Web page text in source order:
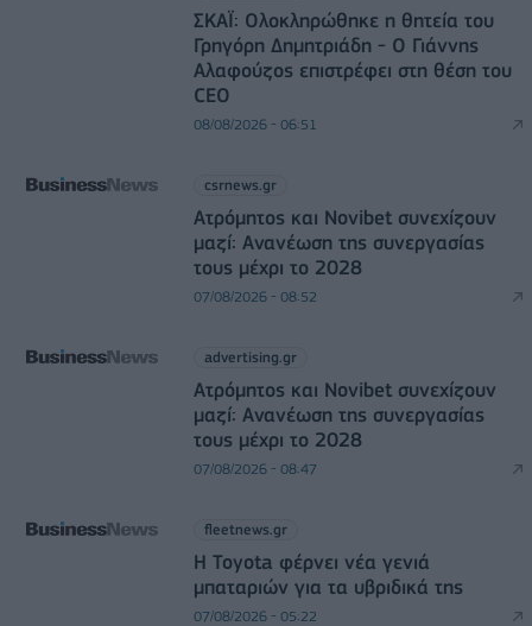
ΣΚΑΪ: Ολοκληρώθηκε η θητεία του
Γρηγόρη Δημητριάδη - Ο Γιάννης
Αλαφούζος επιστρέφει στη θέση του
CEO
08/08/2026 - 06:51
csrnews.gr
Ατρόμητος και Novibet συνεχίζουν
μαζί: Ανανέωση της συνεργασίας
τους μέχρι το 2028
07/08/2026 - 08:52
advertising.gr
Ατρόμητος και Novibet συνεχίζουν
μαζί: Ανανέωση της συνεργασίας
τους μέχρι το 2028
07/08/2026 - 08:47
fleetnews.gr
Η Toyota φέρνει νέα γενιά
μπαταριών για τα υβριδικά της
07/08/2026 - 05:22